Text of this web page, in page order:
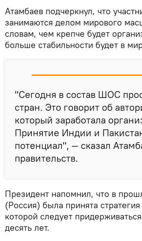
Атамбаев подчеркнул, что
занимаются делом мирового
словам, чем крепче будет
больше стабильности будет в
"Сегодня в состав ШОС
стран. Это говорит об
который заработала
Принятие Индии и
потенциал", — сказал
правительств.
Президент напомнил, что в
(Россия) была принята
которой следует
десять лет.